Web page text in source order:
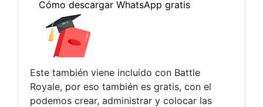
Este también viene incluido con Battle
Royale, por eso también es gratis, con el
podemos crear, administrar y colocar las